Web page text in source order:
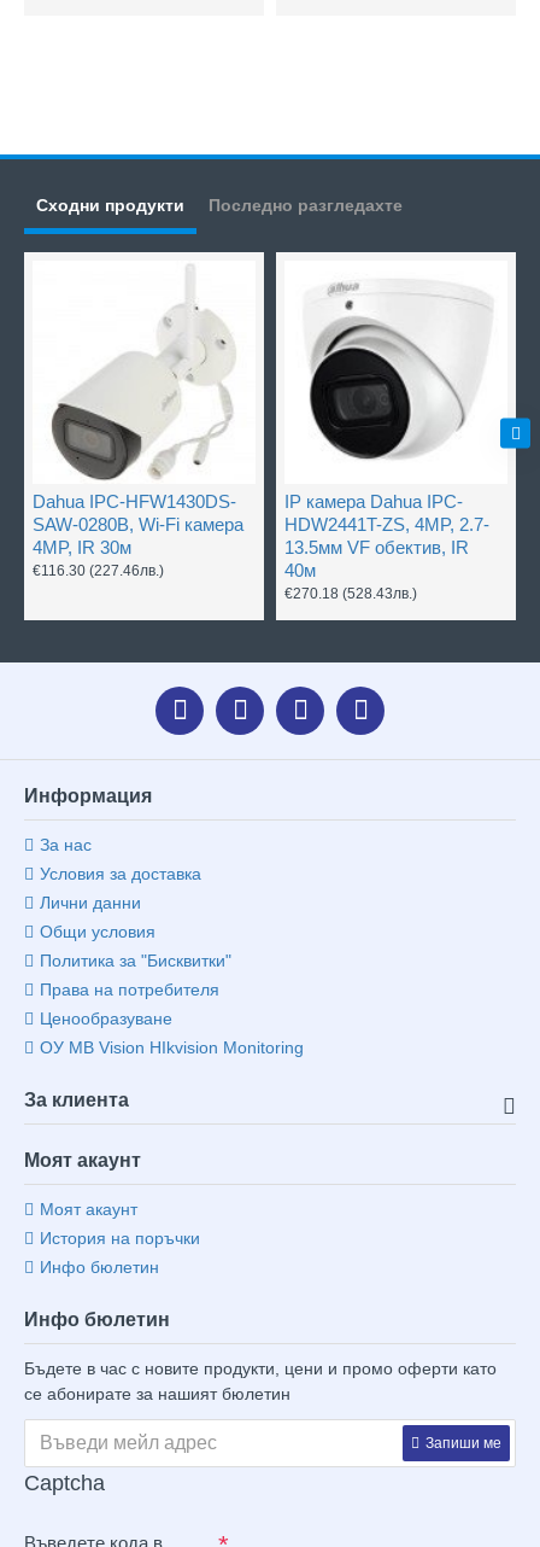
Сходни продукти Последно разгледахте
Dahua IPC-HFW1430DS-
SAW-0280B, Wi-Fi камера
4MP, IR 30м
€116.30 (227.46лв.)
IP камера Dahua IPC-
HDW2441T-ZS, 4MP, 2.7-
13.5мм VF обектив, IR
40м
€270.18 (528.43лв.)
Информация
За нас
Условия за доставка
Лични данни
Общи условия
Политика за "Бисквитки"
Права на потребителя
Ценообразуване
ОУ MB Vision HIkvision Monitoring
За клиента
Моят акаунт
Моят акаунт
История на поръчки
Инфо бюлетин
Инфо бюлетин
Бъдете в час с новите продукти, цени и промо оферти като
се абонирате за нашият бюлетин
Запиши ме
Captcha
Въведете кода в